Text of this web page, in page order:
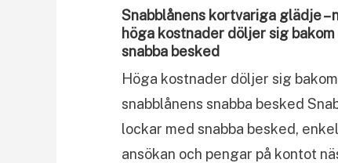
Snabblånens kortvariga glädje –
höga kostnader döljer sig bakom
snabba besked
Höga kostnader döljer sig bakom
snabblånens snabba besked
lockar med snabba besked, enkel
ansökan och pengar på kontot